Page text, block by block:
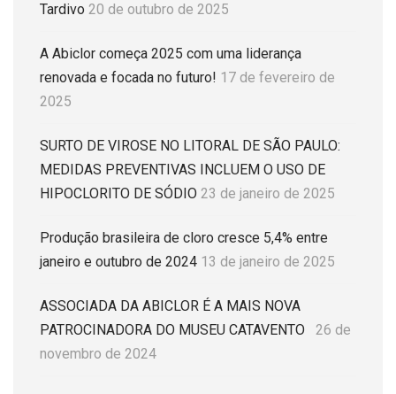
Tardivo 20 de outubro de 2025
A Abiclor começa 2025 com uma liderança
renovada e focada no futuro! 17 de fevereiro de
2025
SURTO DE VIROSE NO LITORAL DE SÃO PAULO:
MEDIDAS PREVENTIVAS INCLUEM O USO DE
HIPOCLORITO DE SÓDIO 23 de janeiro de 2025
Produção brasileira de cloro cresce 5,4% entre
janeiro e outubro de 2024 13 de janeiro de 2025
ASSOCIADA DA ABICLOR É A MAIS NOVA
PATROCINADORA DO MUSEU CATAVENTO
26 de
novembro de 2024